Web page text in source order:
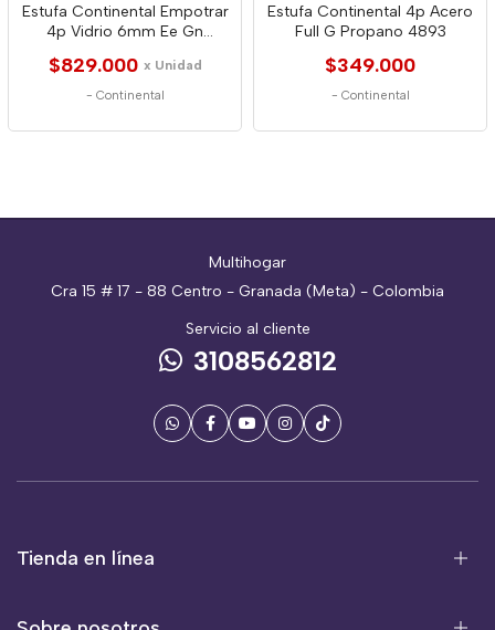
Estufa Continental Empotrar
4p Vidrio 6mm Ee Gn
$829.000 x Unidad
- Continental
Estufa Continental 4p Acero
Full G Propano 4893
$349.000
- Continental
Multihogar
Cra 15 # 17 - 88 Centro - Granada (Meta) - Colombia
Servicio al cliente
3108562812
Tienda en línea